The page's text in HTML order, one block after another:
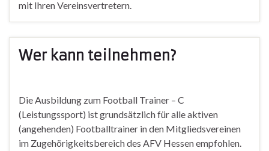
mit Ihren Vereinsvertretern.
Wer kann teilnehmen?
Die Ausbildung zum Football Trainer – C
(Leistungssport) ist grundsätzlich für alle aktiven
(angehenden) Footballtrainer in den Mitgliedsvereinen
im Zugehörigkeitsbereich des AFV Hessen empfohlen.